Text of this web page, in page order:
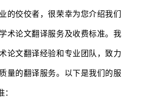
佼佼者，很荣幸为您介绍我们
术论文翻译服务及收费标准。我
论文翻译经验和专业团队，致力
量的翻译服务。以下是我们的服